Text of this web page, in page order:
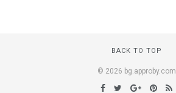
BACK TO TOP
© 2026 bg.approby.com